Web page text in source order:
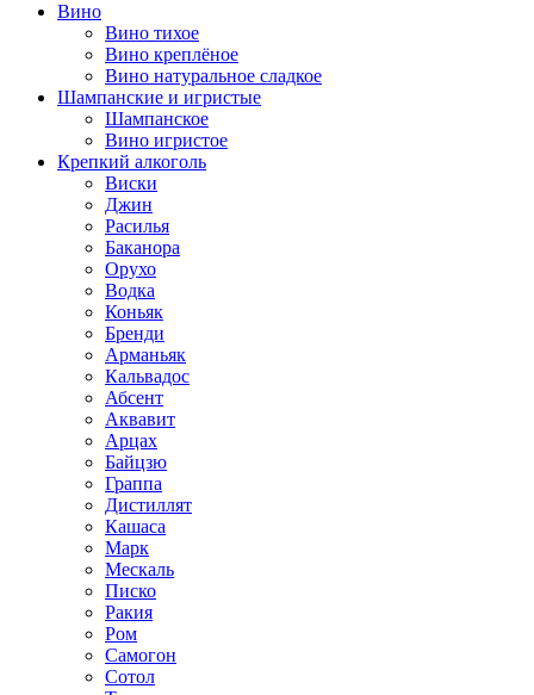
Вино
Вино тихое
Вино креплёное
Вино натуральное сладкое
Шампанские и игристые
Шампанское
Вино игристое
Крепкий алкоголь
Виски
Джин
Расилья
Баканора
Орухо
Водка
Коньяк
Бренди
Арманьяк
Кальвадос
Абсент
Аквавит
Арцах
Байцзю
Граппа
Дистиллят
Кашаса
Марк
Мескаль
Писко
Ракия
Ром
Самогон
Сотол